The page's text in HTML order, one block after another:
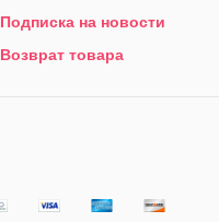
Подписка на новости
Возврат товара